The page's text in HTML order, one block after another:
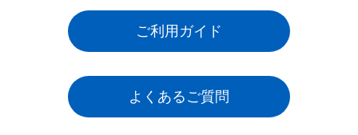
ご利用ガイド
よくあるご質問